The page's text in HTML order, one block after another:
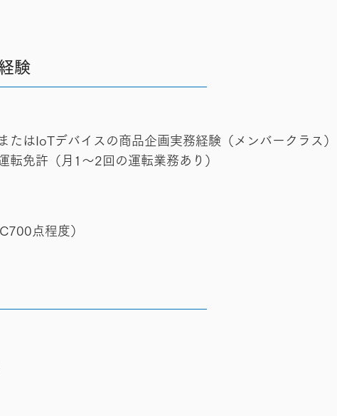
験
たはIoTデバイスの商品企画実務経験（メンバークラス）
転免許（月1〜2回の運転業務あり）
点程度）